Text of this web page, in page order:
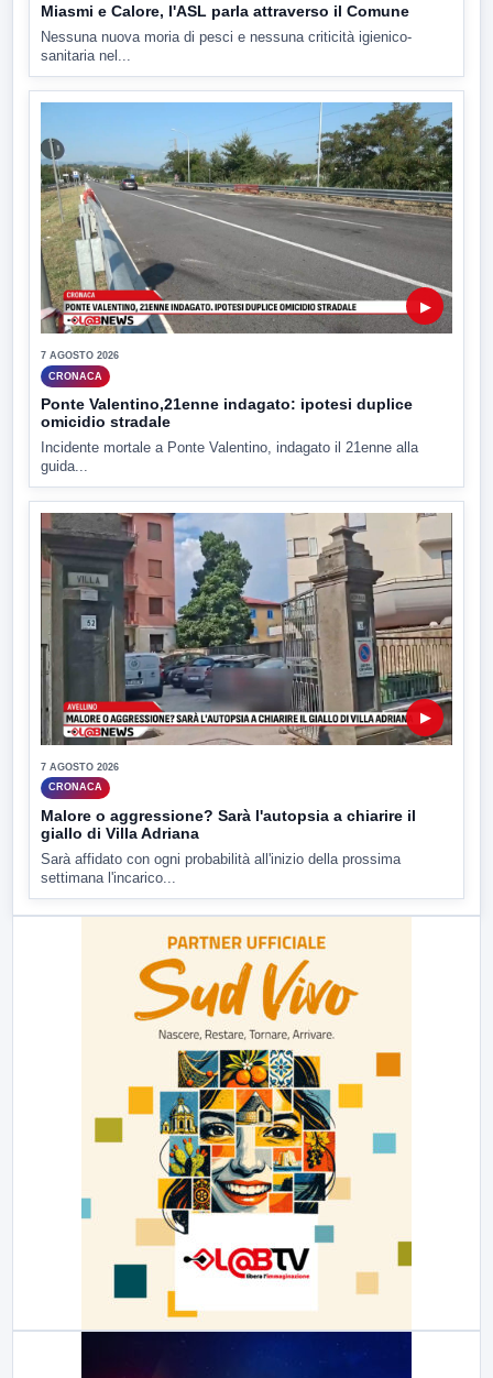
Miasmi e Calore, l'ASL parla attraverso il Comune
Nessuna nuova moria di pesci e nessuna criticità igienico-
sanitaria nel...
▶
7 AGOSTO 2026
CRONACA
Ponte Valentino,21enne indagato: ipotesi duplice
omicidio stradale
Incidente mortale a Ponte Valentino, indagato il 21enne alla
guida...
▶
7 AGOSTO 2026
CRONACA
Malore o aggressione? Sarà l'autopsia a chiarire il
giallo di Villa Adriana
Sarà affidato con ogni probabilità all'inizio della prossima
settimana l'incarico...